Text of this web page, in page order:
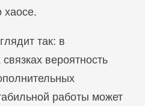
хаосе.
так: в
вероятность
работы может